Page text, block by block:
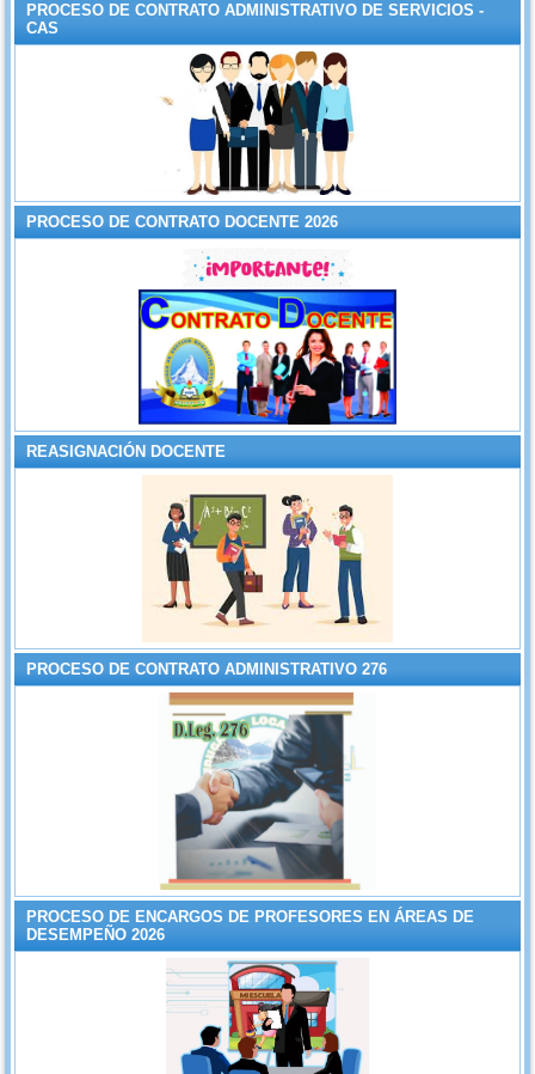
PROCESO DE CONTRATO ADMINISTRATIVO DE SERVICIOS -
CAS
PROCESO DE CONTRATO DOCENTE 2026
REASIGNACIÓN DOCENTE
PROCESO DE CONTRATO ADMINISTRATIVO 276
PROCESO DE ENCARGOS DE PROFESORES EN ÁREAS DE
DESEMPEÑO 2026